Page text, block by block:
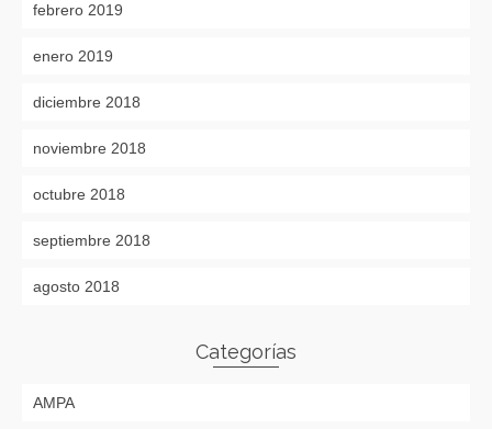
febrero 2019
enero 2019
diciembre 2018
noviembre 2018
octubre 2018
septiembre 2018
agosto 2018
Categorías
AMPA